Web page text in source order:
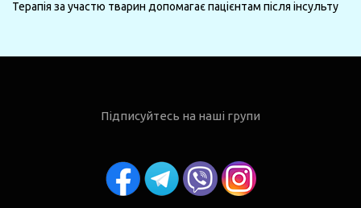
Терапія за участю тварин допомагає пацієнтам після інсульту
Підписуйтесь на наші групи